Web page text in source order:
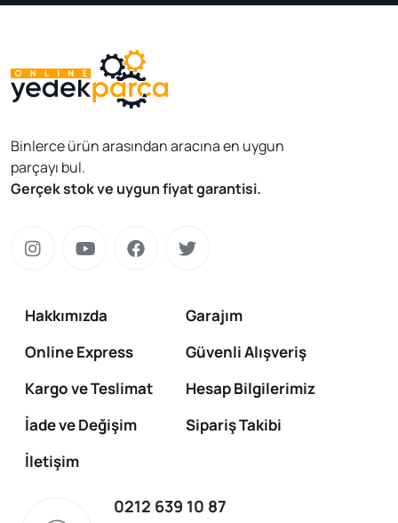
Binlerce ürün arasından aracına en uygun
parçayı bul.
Gerçek stok ve uygun fiyat garantisi.
Hakkımızda
Garajım
Online Express
Güvenli Alışveriş
Kargo ve Teslimat
Hesap Bilgilerimiz
İade ve Değişim
Sipariş Takibi
İletişim
0212 639 10 87